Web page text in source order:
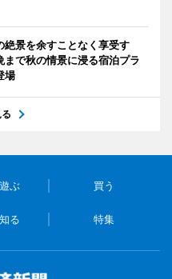
絶景を余すことなく享受す
で秋の情景に浸る宿泊プラ
場
ぶ 買う
る 特集